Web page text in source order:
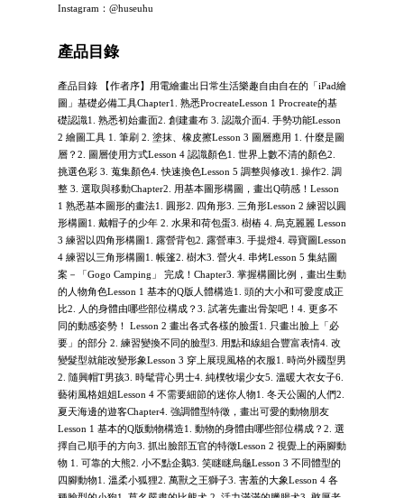
Instagram：@huseuhu
產品目錄
產品目錄 【作者序】用電繪畫出日常生活樂趣自由自在的「iPad繪
圖」基礎必備工具Chapter1. 熟悉ProcreateLesson 1 Procreate的基
礎認識1. 熟悉初始畫面2. 創建畫布 3. 認識介面4. 手勢功能Lesson
2 繪圖工具 1. 筆刷 2. 塗抹、橡皮擦Lesson 3 圖層應用 1. 什麼是圖
層？2. 圖層使用方式Lesson 4 認識顏色1. 世界上數不清的顏色2.
挑選色彩 3. 蒐集顏色4. 快速換色Lesson 5 調整與修改1. 操作2. 調
整 3. 選取與移動Chapter2. 用基本圖形構圖，畫出Q萌感！Lesson
1 熟悉基本圖形的畫法1. 圓形2. 四角形3. 三角形Lesson 2 練習以圓
形構圖1. 戴帽子的少年 2. 水果和荷包蛋3. 樹樁 4. 烏克麗麗 Lesson
3 練習以四角形構圖1. 露營背包2. 露營車3. 手提燈4. 尋寶圖Lesson
4 練習以三角形構圖1. 帳篷2. 樹木3. 營火4. 串烤Lesson 5 集結圖
案－「Gogo Camping」 完成！Chapter3. 掌握構圖比例，畫出生動
的人物角色Lesson 1 基本的Q版人體構造1. 頭的大小和可愛度成正
比2. 人的身體由哪些部位構成？3. 試著先畫出骨架吧！4. 更多不
同的動感姿勢！ Lesson 2 畫出各式各樣的臉蛋1. 只畫出臉上「必
要」的部分 2. 練習變換不同的臉型3. 用點和線組合豐富表情4. 改
變髮型就能改變形象Lesson 3 穿上展現風格的衣服1. 時尚外國型男
2. 隨興帽T男孩3. 時髦背心男士4. 純樸牧場少女5. 溫暖大衣女子6.
藝術風格姐姐Lesson 4 不需要細節的迷你人物1. 冬天公園的人們2.
夏天海邊的遊客Chapter4. 強調體型特徵，畫出可愛的動物朋友
Lesson 1 基本的Q版動物構造1. 動物的身體由哪些部位構成？2. 選
擇自己順手的方向3. 抓出臉部五官的特徵Lesson 2 視覺上的兩腳動
物 1. 可靠的大熊2. 小不點企鵝3. 笑瞇瞇烏龜Lesson 3 不同體型的
四腳動物1. 溫柔小狐狸2. 萬獸之王獅子3. 害羞的大象Lesson 4 各